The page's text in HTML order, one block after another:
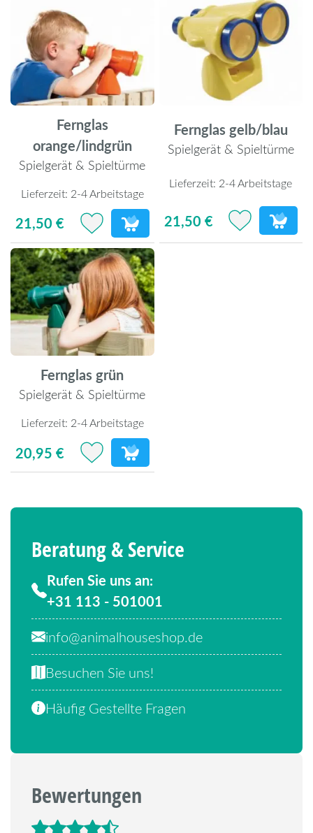
Beratung & Service
Rufen Sie uns an:
+31 113 - 501001
info@animalhouseshop.de
Besuchen Sie uns!
Häufig Gestellte Fragen
Bewertungen
Fernglas
orange/lindgrün
Spielgerät & Spieltürme
Lieferzeit: 2-4 Arbeitstage
21,50 €
Fernglas gelb/blau
Spielgerät & Spieltürme
Lieferzeit: 2-4 Arbeitstage
21,50 €
Fernglas grün
Spielgerät & Spieltürme
Lieferzeit: 2-4 Arbeitstage
20,95 €